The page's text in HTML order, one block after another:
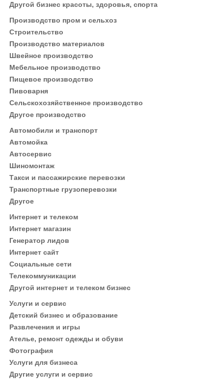
Другой бизнес красоты, здоровья, спорта
Производство пром и сельхоз
Строительство
Производство материалов
Швейное производство
Мебельное производство
Пищевое производство
Пивоварня
Сельскохозяйственное производство
Другое производство
Автомобили и транспорт
Автомойка
Автосервис
Шиномонтаж
Такси и пассажирские перевозки
Транспортные грузоперевозки
Другое
Интернет и телеком
Интернет магазин
Генератор лидов
Интернет сайт
Социальные сети
Телекоммуникации
Другой интернет и телеком бизнес
Услуги и сервис
Детский бизнес и образование
Развлечения и игры
Ателье, ремонт одежды и обуви
Фотография
Услуги для бизнеса
Другие услуги и сервис